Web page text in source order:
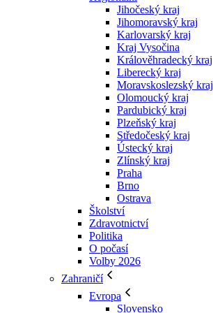
Jihočeský kraj
Jihomoravský kraj
Karlovarský kraj
Kraj Vysočina
Králověhradecký kraj
Liberecký kraj
Moravskoslezský kraj
Olomoucký kraj
Pardubický kraj
Plzeňský kraj
Středočeský kraj
Ústecký kraj
Zlínský kraj
Praha
Brno
Ostrava
Školství
Zdravotnictví
Politika
O počasí
Volby 2026
Zahraničí
Evropa
Slovensko